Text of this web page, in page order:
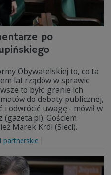
po
Obywatelskiej to, co ta
lat rządów w sprawie
to było granie ich
do debaty publicznej,
i odwrócić uwagę - mówił w
(gazeta.pl). Gościem
Marek Król (Sieci).
partnerskie